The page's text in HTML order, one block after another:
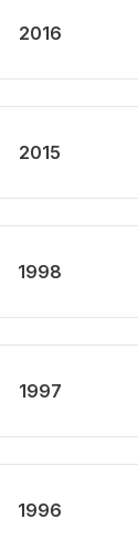
2016
2015
1998
1997
1996